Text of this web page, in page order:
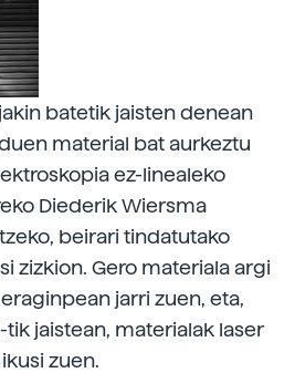
batetik jaisten denean
material bat aurkeztu
ez-linealeko
Diederik Wiersma
beirari tindatutako
zizkion. Gero materiala argi
jarri zuen, eta,
tik jaistean, materialak laser
zuen.